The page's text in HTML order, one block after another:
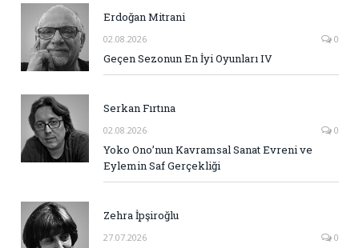
Erdoğan Mitrani
02.08.2026 0
Geçen Sezonun En İyi Oyunları IV
Serkan Fırtına
02.08.2026 0
Yoko Ono’nun Kavramsal Sanat Evreni ve
Eylemin Saf Gerçekliği
Zehra İpşiroğlu
27.07.2026 0